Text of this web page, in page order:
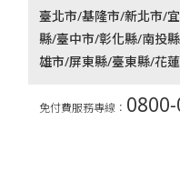
臺北市/基隆市/新北市/
縣/臺中市/彰化縣/南投
雄市/屏東縣/臺東縣/花
免付費服務專線：